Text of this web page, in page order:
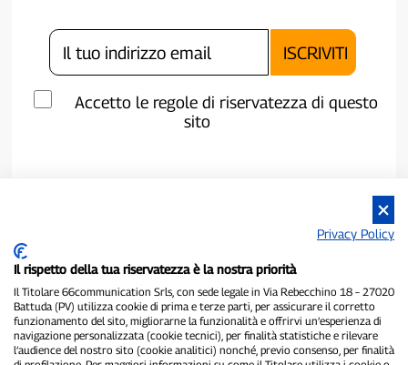
Accetto le regole di riservatezza di questo
sito
P300.it è una Testata Giornalistica indipendente
Privacy Policy
Il rispetto della tua riservatezza è la nostra priorità
Il Titolare 66communication Srls, con sede legale in Via Rebecchino 18 – 27020
Battuda (PV) utilizza cookie di prima e terze parti, per assicurare il corretto
funzionamento del sito, migliorarne la funzionalità e offrirvi un’esperienza di
navigazione personalizzata (cookie tecnici), per finalità statistiche e rilevare
l’audience del nostro sito (cookie analitici) nonché, previo consenso, per finalità